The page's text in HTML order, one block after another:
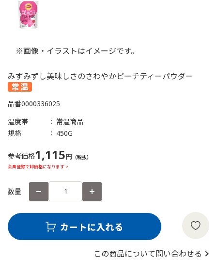
※画像・イラストはイメージです。
みずみずし美味しさのさわやかピーチティーパウダー
品番0000336025
温度帯
常温商品
規格
450G
参考価格1,115円 （税抜）
会員登録で卸価格になります >
数量
この商品について問い合わせる